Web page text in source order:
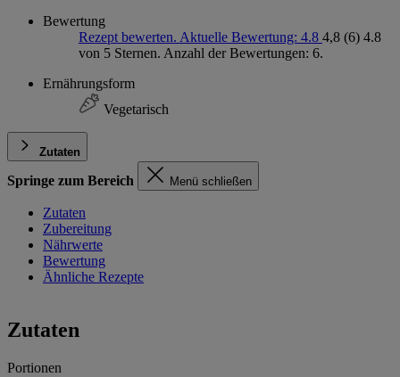
Bewertung
Rezept bewerten. Aktuelle Bewertung: 4.8 4,8 (6) 4.8
von 5 Sternen. Anzahl der Bewertungen: 6.
Ernährungsform
Vegetarisch
Zutaten
Springe zum Bereich Menü schließen
Zutaten
Zubereitung
Nährwerte
Bewertung
Ähnliche Rezepte
Zutaten
Portionen